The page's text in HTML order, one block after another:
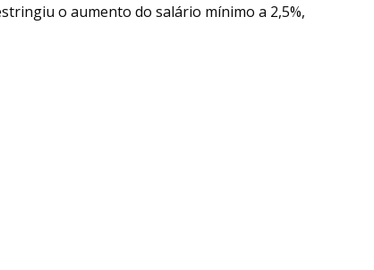
o aumento do salário mínimo a 2,5%,